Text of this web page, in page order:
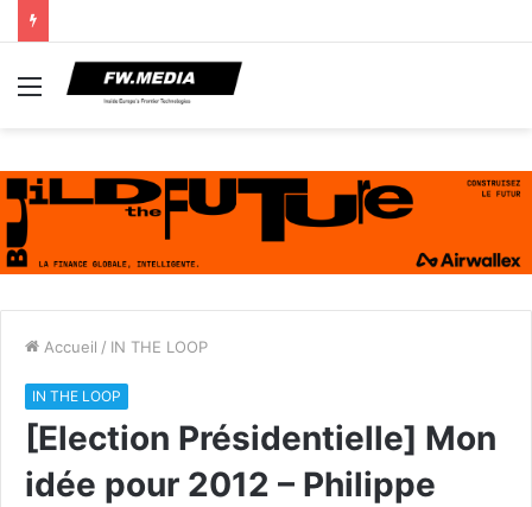
Menu
Accueil / IN THE LOOP
IN THE LOOP
[Election Présidentielle] Mon
idée pour 2012 – Philippe